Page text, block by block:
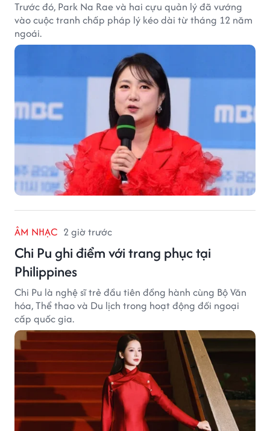
Trước đó, Park Na Rae và hai cựu quản lý đã vướng
vào cuộc tranh chấp pháp lý kéo dài từ tháng 12 năm
ngoái.
ÂM NHẠC 2 giờ trước
Chi Pu ghi điểm với trang phục tại
Philippines
Chi Pu là nghệ sĩ trẻ đầu tiên đồng hành cùng Bộ Văn
hóa, Thể thao và Du lịch trong hoạt động đối ngoại
cấp quốc gia.